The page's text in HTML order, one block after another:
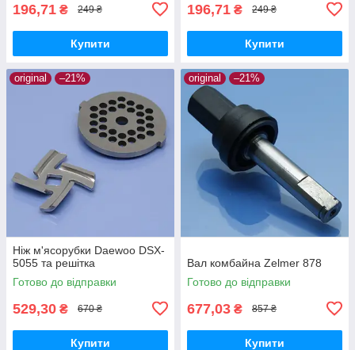
196,71 ₴ 249 ₴
Купити
196,71 ₴ 249 ₴
Купити
original –21%
Ніж м'ясорубки Daewoo DSX-
5055 та решітка
Готово до відправки
529,30 ₴ 670 ₴
Купити
original –21%
Вал комбайна Zelmer 878
Готово до відправки
677,03 ₴ 857 ₴
Купити